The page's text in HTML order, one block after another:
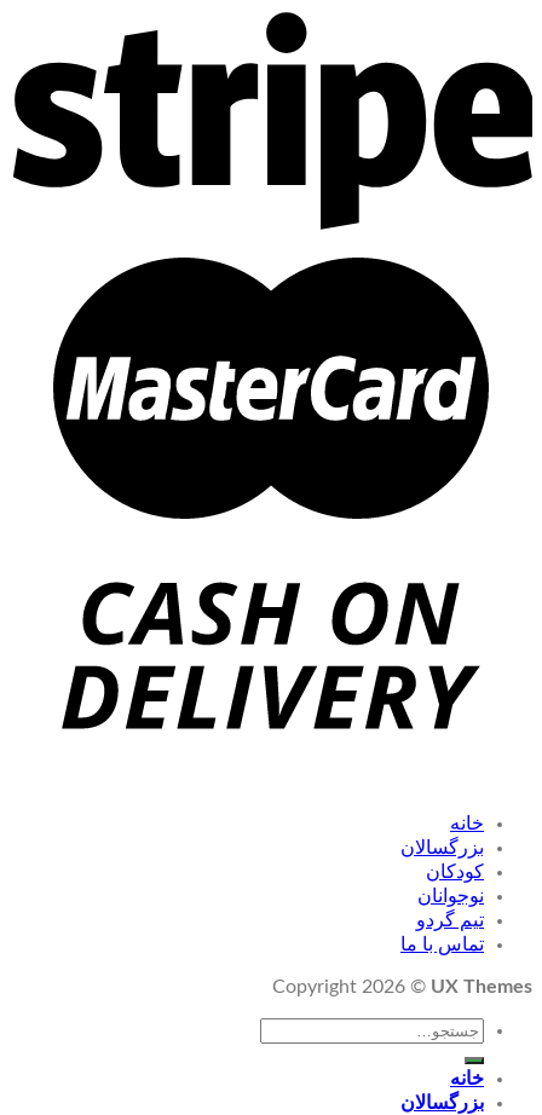
خانه
بزرگسالان
کودکان
نوجوانان
تیم گردو
تماس با ما
Copyright 2026 © UX Themes
جستجو
برای:
خانه
بزرگسالان